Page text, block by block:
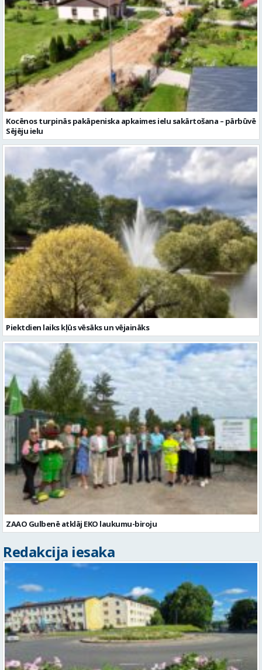
Kocēnos turpinās pakāpeniska apkaimes ielu sakārtošana – pārbūvē
Sējēju ielu
Piektdien laiks kļūs vēsāks un vējaināks
ZAAO Gulbenē atklāj EKO laukumu-biroju
Redakcija iesaka